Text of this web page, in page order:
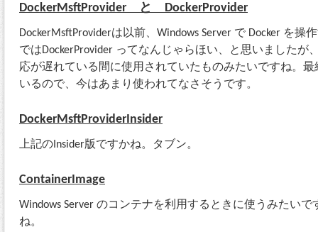
DockerMsftProvider と DockerProvider
DockerMsftProviderは以前、Windows Server で Docker を操
ではDockerProvider ってなんじゃらほい、と思いましたが
応が遅れている間に使用されていたものみたいですね。
いるので、今はあまり使われてなさそうです。
DockerMsftProviderInsider
上記のInsider版ですかね。タブン。
ContainerImage
Windows Server のコンテナを利用するときに使うみたいで
ね。